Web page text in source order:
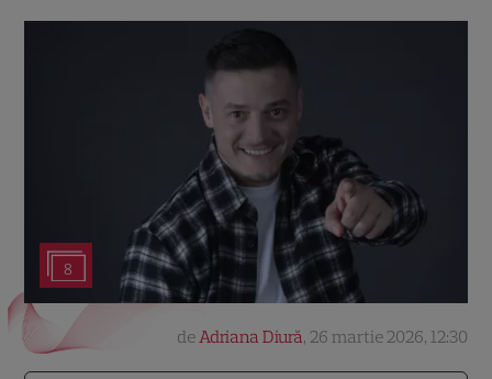
8
deAdriana Diură, 26 martie 2026, 12:30